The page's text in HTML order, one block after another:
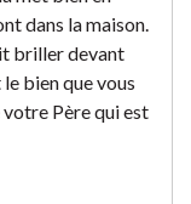
dans la maison.
briller devant
bien que vous
Père qui est